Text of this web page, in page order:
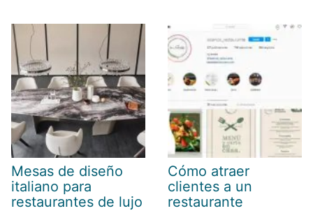
Mesas de diseño
italiano para
restaurantes de lujo
Cómo atraer
clientes a un
restaurante